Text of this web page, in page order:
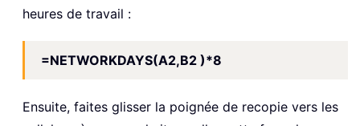
heures de travail :
=NETWORKDAYS(A2,B2 )*8
Ensuite, faites glisser la poignée de recopie vers les